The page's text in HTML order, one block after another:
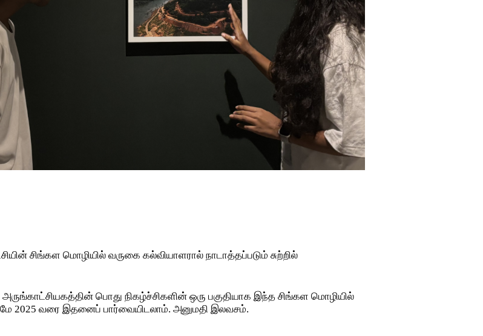
சிங்கள மொழியில் வருகை கல்வியாளரால் நாடாத்தப்படும் சுற்றில்
அருங்காட்சியகத்தின் பொது நிகழ்ச்சிகளின் ஒரு பகுதியாக இந்த சிங்கள மொழியில்
2025 வரை இதனைப் பார்வையிடலாம். அனுமதி இலவசம்.